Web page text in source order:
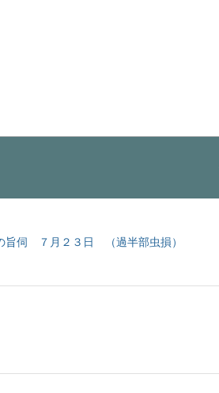
旨伺 ７月２３日 （過半部虫損）